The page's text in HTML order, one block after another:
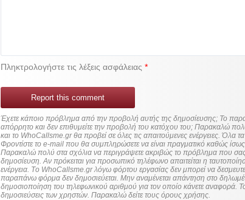
Πληκτρολογήστε τις λέξεις ασφάλειας*
Report this comment
Έχετε κάποιο πρόβλημα από την προβολή αυτής της δημοσίευσης; Το
απόρρητο και δεν επιθυμείτε την προβολή του κατόχου του; Παρακαλώ
και το WhoCallsme.gr θα προβεί σε όλες τις απαιτούμενες ενέργειες. Όλα
Φροντίστε το e-mail που θα συμπληρώσετε να είναι πραγματικό καθώς ίσως
Παρακαλώ πολύ στα σχόλια να περιγράψετε ακριβώς το πρόβλημα που σας
δημοσίευση. Αν πρόκειται για προσωπικό τηλέφωνο απαιτείται η ταυτοποίηση των στοιχείων πριν από οποιοδήποτε
ενέργεια. Τo WhoCallsme.gr λόγω φόρτου εργασίας δεν μπορεί να
παραπάνω φόρμα δεν δημοσιεύεται. Μην αναμένεται απάντηση στο
δημοσιοποίηση του τηλεφωνικού αριθμού για τον οποίο κάνετε αναφορά.
δημοσιεύσεις των χρηστών. Παρακαλώ δείτε τους όρους χρήσης.